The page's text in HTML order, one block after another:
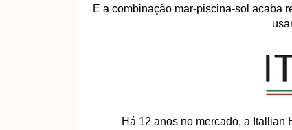
E a combinação mar-piscina-sol acaba
Há 12 anos no mercado, a